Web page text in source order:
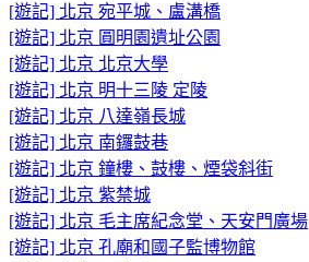
[遊記] 北京 宛平城、盧溝橋
[遊記] 北京 圓明園遺址公園
[遊記] 北京 北京大學
[遊記] 北京 明十三陵 定陵
[遊記] 北京 八達嶺長城
[遊記] 北京 南鑼鼓巷
[遊記] 北京 鐘樓、鼓樓、煙袋斜街
[遊記] 北京 紫禁城
[遊記] 北京 毛主席紀念堂、天安門廣場
[遊記] 北京 孔廟和國子監博物館